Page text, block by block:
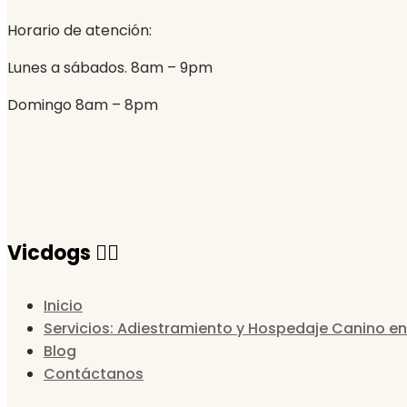
Horario de atención:
Lunes a sábados. 8am – 9pm
Domingo 8am – 8pm
Vicdogs 🐕‍🦺
Inicio
Servicios: Adiestramiento y Hospedaje Canino
Blog
Contáctanos